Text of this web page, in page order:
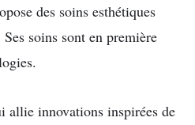
des soins esthétiques
soins sont en première
allie innovations inspirées de